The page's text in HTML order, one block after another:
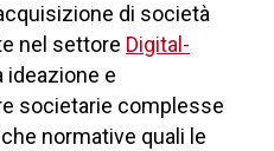
di società
nel settore Digital-
ideazione e
societarie complesse
normative quali le